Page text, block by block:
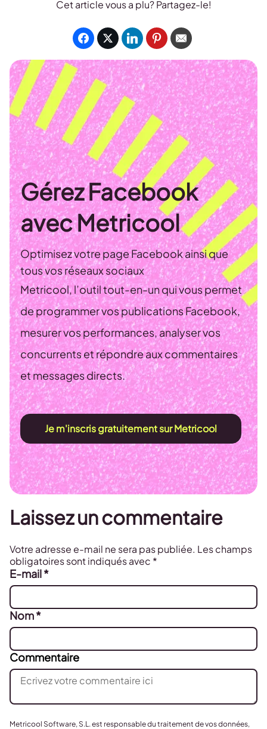
Cet article vous a plu? Partagez-le!
Gérez Facebook
avec Metricool
Optimisez votre page Facebook ainsi que
tous vos réseaux sociaux
Metricool, l’outil tout-en-un qui vous permet
de programmer vos publications Facebook,
mesurer vos performances, analyser vos
concurrents et répondre aux commentaires
et messages directs.
Je m'inscris gratuitement sur Metricool
Laissez un commentaire
Votre adresse e-mail ne sera pas publiée. Les champs
obligatoires sont indiqués avec *
E-mail*
Nom*
Commentaire
Metricool Software, S.L. est responsable du traitement de vos données,